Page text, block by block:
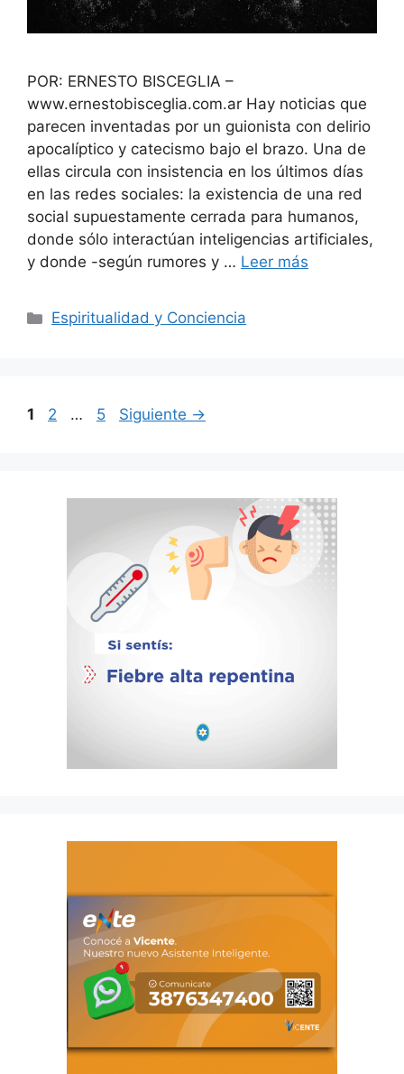
POR: ERNESTO BISCEGLIA –
www.ernestobisceglia.com.ar Hay noticias que
parecen inventadas por un guionista con delirio
apocalíptico y catecismo bajo el brazo. Una de
ellas circula con insistencia en los últimos días
en las redes sociales: la existencia de una red
social supuestamente cerrada para humanos,
donde sólo interactúan inteligencias artificiales,
y donde -según rumores y … Leer más
Categorías
Espiritualidad y Conciencia
Página
1 Página
2 … Página
5 Siguiente →